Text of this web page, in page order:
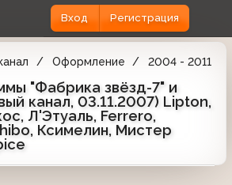
Вход Регистрация
Оформление 2004 - 2011
"Фабрика звёзд-7" и
канал, 03.11.2007) Lipton,
Л'Этуаль, Ferrero,
Ксимелин, Мистер